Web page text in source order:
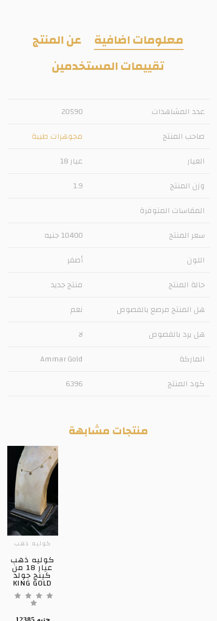
معلومات اضافية
عن المنتج
تقييمات المستخدمين
عدد المشاهدات
20590
صاحب المنتج
مجوهرات طيبة
العيار
عيار 18
وزن المنتج
1.9
المقاسات المتوفرة
سعر المنتج
10400 جنيه
اللون
أصفر
حالة المنتج
منتج جديد
هل المنتج مرصع بالفصوص
نعم
هل يرد بالفصوص
لا
الماركة
Ammar Gold
كود المنتج
6396
منتجات مشابهة
كوليه ذهب
كوليه ذهب
عيار 18 من
كينج جولد
KING GOLD